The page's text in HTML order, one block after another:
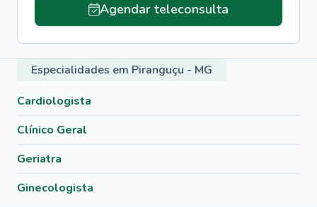
Agendar teleconsulta
Especialidades em Piranguçu - MG
Cardiologista
Clínico Geral
Geriatra
Ginecologista